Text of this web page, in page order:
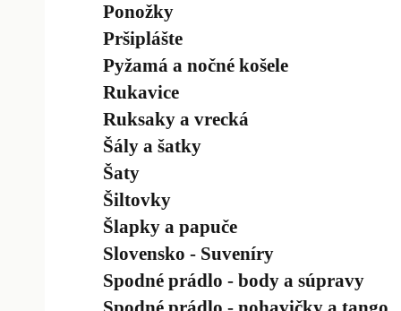
Ponožky
Pršiplášte
Pyžamá a nočné košele
Rukavice
Ruksaky a vrecká
Šály a šatky
Šaty
Šiltovky
Šlapky a papuče
Slovensko - Suveníry
Spodné prádlo - body a súpravy